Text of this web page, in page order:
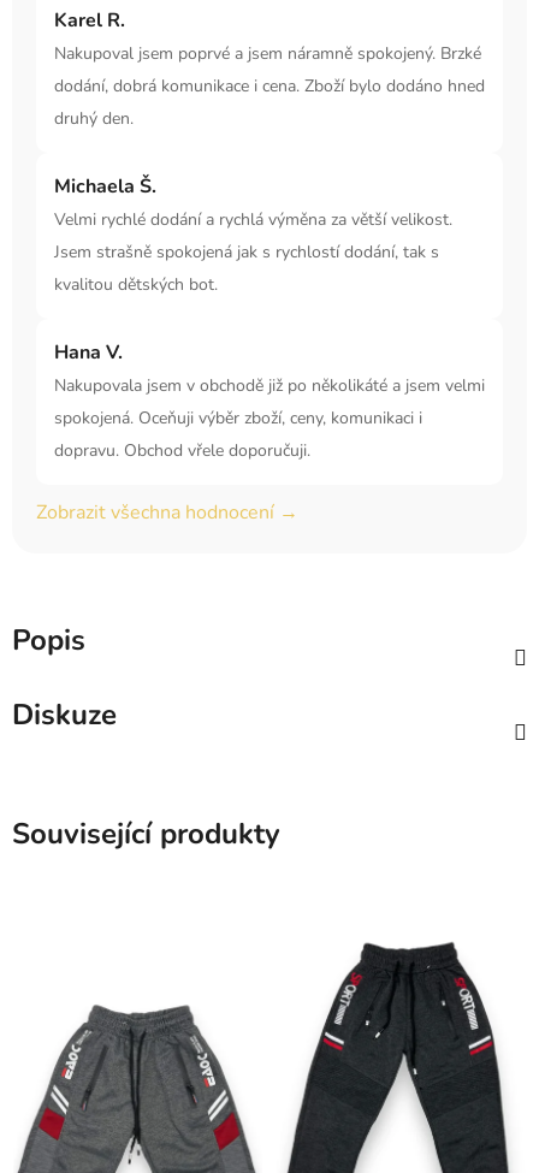
Karel R.
Nakupoval jsem poprvé a jsem náramně spokojený. Brzké
dodání, dobrá komunikace i cena. Zboží bylo dodáno hned
druhý den.
Michaela Š.
Velmi rychlé dodání a rychlá výměna za větší velikost.
Jsem strašně spokojená jak s rychlostí dodání, tak s
kvalitou dětských bot.
Hana V.
Nakupovala jsem v obchodě již po několikáté a jsem velmi
spokojená. Oceňuji výběr zboží, ceny, komunikaci i
dopravu. Obchod vřele doporučuji.
Zobrazit všechna hodnocení →
Popis
Diskuze
Související produkty